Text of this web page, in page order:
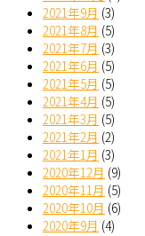
2021年9月 (3)
2021年8月 (5)
2021年7月 (3)
2021年6月 (5)
2021年5月 (5)
2021年4月 (5)
2021年3月 (5)
2021年2月 (2)
2021年1月 (3)
2020年12月 (9)
2020年11月 (5)
2020年10月 (6)
2020年9月 (4)